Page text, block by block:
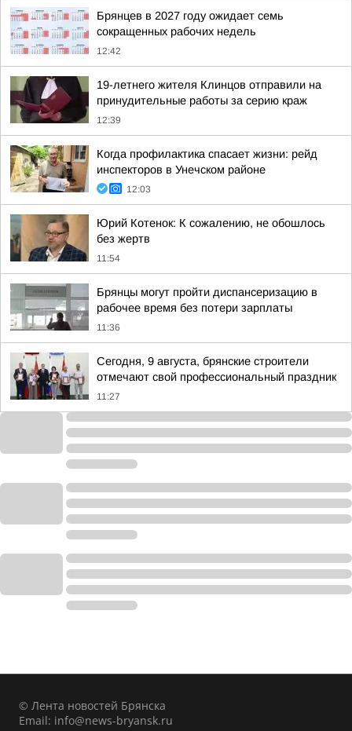
Брянцев в 2027 году ожидает семь
сокращенных рабочих недель
12:42
19-летнего жителя Клинцов отправили на
принудительные работы за серию краж
12:39
Когда профилактика спасает жизни: рейд
инспекторов в Унечском районе
12:03
Юрий Котенок: К сожалению, не обошлось
без жертв
11:54
Брянцы могут пройти диспансеризацию в
рабочее время без потери зарплаты
11:36
Сегодня, 9 августа, брянские строители
отмечают свой профессиональный праздник
11:27
© Лента новостей Брянска
Email: info@news-bryansk.ru